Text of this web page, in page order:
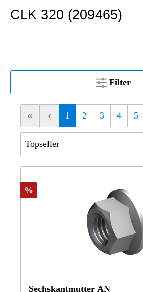
CLK 320 (209465)
Filter
1 2 3 4 5
%
Sechskantmutter AN